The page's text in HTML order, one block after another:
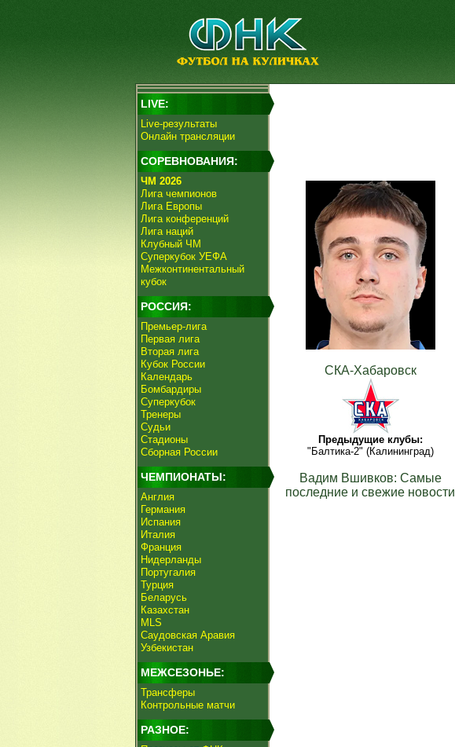
LIVE:
Live-результаты
Онлайн трансляции
СОРЕВНОВАНИЯ:
ЧМ 2026
Лига чемпионов
Лига Европы
Лига конференций
Лига наций
Клубный ЧМ
Суперкубок УЕФА
Межконтинентальный
кубок
РОССИЯ:
Премьер-лига
Первая лига
Вторая лига
Кубок России
Календарь
Бомбардиры
Суперкубок
Тренеры
Судьи
Стадионы
Сборная России
ЧЕМПИОНАТЫ:
Англия
Германия
Испания
Италия
Франция
Нидерланды
Португалия
Турция
Беларусь
Казахстан
MLS
Саудовская Аравия
Узбекистан
МЕЖСЕЗОНЬЕ:
Трансферы
Контрольные матчи
РАЗНОЕ:
СКА-Хабаровск
Предыдущие клубы:
"Балтика-2" (Калининград)
Вадим Вшивков: Самые
последние и свежие новости